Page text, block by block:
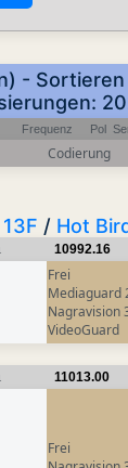
-
Frequenz Pol
Codierung
/ Hot
10992.16
Frei
Mediaguard
Nagravision
VideoGuard
11013.00
Frei